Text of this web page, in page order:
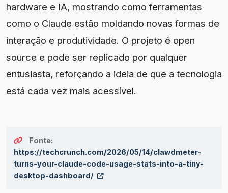
hardware e IA, mostrando como ferramentas
como o Claude estão moldando novas formas de
interação e produtividade. O projeto é open
source e pode ser replicado por qualquer
entusiasta, reforçando a ideia de que a tecnologia
está cada vez mais acessível.
Fonte:
https://techcrunch.com/2026/05/14/clawdmeter-
turns-your-claude-code-usage-stats-into-a-tiny-
desktop-dashboard/